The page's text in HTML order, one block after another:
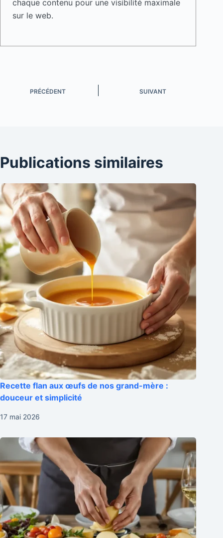
chaque contenu pour une visibilité maximale
sur le web.
PRÉCÉDENT SUIVANT
Publications similaires
Recette flan aux œufs de nos grand-mère :
douceur et simplicité
17 mai 2026